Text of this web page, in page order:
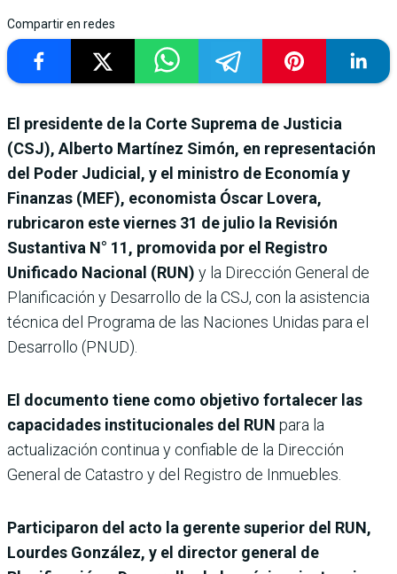
Compartir en redes
El presidente de la Corte Suprema de Justicia
(CSJ), Alberto Martínez Simón, en representación
del Poder Judicial, y el ministro de Economía y
Finanzas (MEF), economista Óscar Lovera,
rubricaron este viernes 31 de julio la Revisión
Sustantiva N° 11, promovida por el Registro
Unificado Nacional (RUN) y la Dirección General de
Planificación y Desarrollo de la CSJ, con la asistencia
técnica del Programa de las Naciones Unidas para el
Desarrollo (PNUD).
El documento tiene como objetivo fortalecer las
capacidades institucionales del RUN para la
actualización continua y confiable de la Dirección
General de Catastro y del Registro de Inmuebles.
Participaron del acto la gerente superior del RUN,
Lourdes González, y el director general de